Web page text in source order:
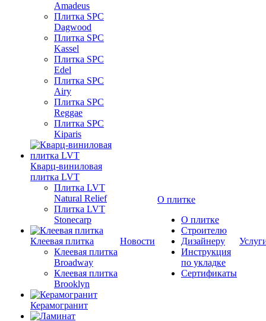
Amadeus
Плитка SPC
Dagwood
Плитка SPC
Kassel
Плитка SPC
Edel
Плитка SPC
Airy
Плитка SPC
Reggae
Плитка SPC
Kiparis
Кварц-виниловая
плитка LVT
Плитка LVT
Natural Relief
Плитка LVT
Stonecarp
Клеевая плитка
Клеевая плитка
Broadway
Клеевая плитка
Brooklyn
Керамогранит
Новости
О плитке
О плитке
Строителю
Дизайнеру
Инструкция
по укладке
Сертификаты